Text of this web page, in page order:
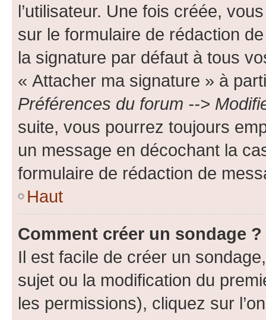
l’utilisateur. Une fois créée,
sur le formulaire de rédaction
la signature par défaut à tous
« Attacher ma signature » à
Préférences du forum -->
suite, vous pourrez toujours
un message en décochant la
formulaire de rédaction de
Haut
Comment créer un sondage ?
Il est facile de créer un
sujet ou la modification du
les permissions), cliquez sur